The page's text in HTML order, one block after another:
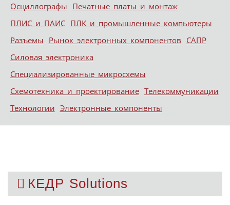
Осциллографы Печатные платы и монтаж
ПЛИС и ПАИС ПЛК и промышленные компьютеры
Разъемы Рынок электронных компонентов САПР
Силовая электроника
Специализированные микросхемы
Схемотехника и проектирование Телекоммуникации
Технологии Электронные компоненты
КЕДР Solutions